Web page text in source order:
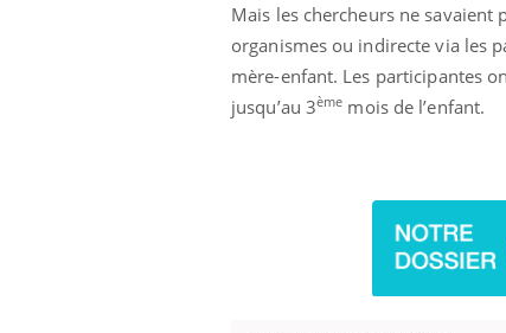
Mais les chercheurs ne savaient
organismes ou indirecte via les
mère-enfant. Les participantes
jusqu’au 3ème mois de l’enfant.